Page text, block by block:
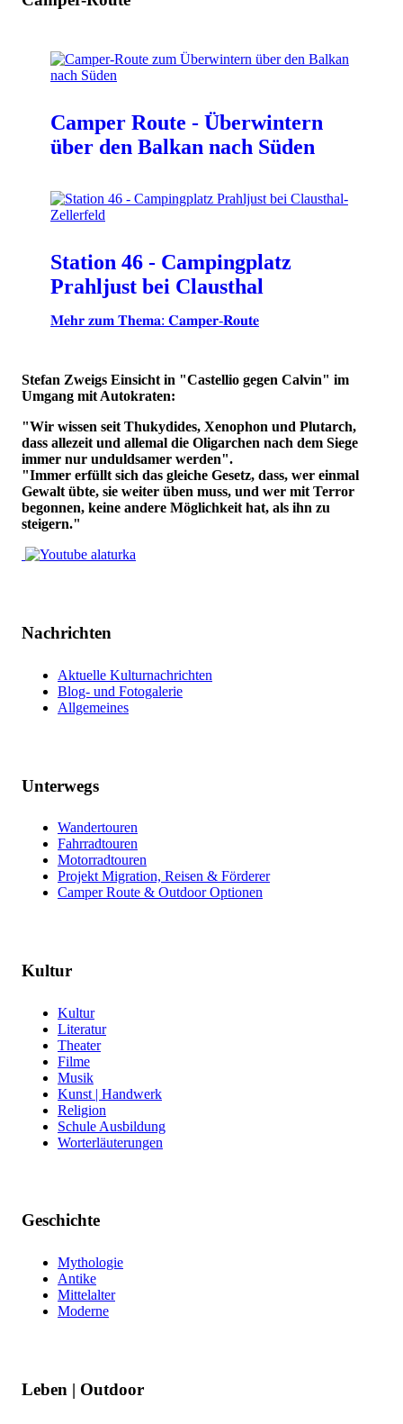
Camper Route - Überwintern
über den Balkan nach Süden
Station 46 - Campingplatz
Prahljust bei Clausthal
𝐌𝐞𝐡𝐫 𝐳𝐮𝐦 𝐓𝐡𝐞𝐦𝐚: 𝐂𝐚𝐦𝐩𝐞𝐫-𝐑𝐨𝐮𝐭𝐞
Stefan Zweigs Einsicht in "Castellio gegen Calvin" im
Umgang mit Autokraten:
"Wir wissen seit Thukydides, Xenophon und Plutarch,
dass allezeit und allemal die Oligarchen nach dem Siege
immer nur unduldsamer werden".
"Immer erfüllt sich das gleiche Gesetz, dass, wer einmal
Gewalt übte, sie weiter üben muss, und wer mit Terror
begonnen, keine andere Möglichkeit hat, als ihn zu
steigern."
Nachrichten
Aktuelle Kulturnachrichten
Blog- und Fotogalerie
Allgemeines
Unterwegs
Wandertouren
Fahrradtouren
Motorradtouren
Projekt Migration, Reisen & Förderer
Camper Route & Outdoor Optionen
Kultur
Kultur
Literatur
Theater
Filme
Musik
Kunst | Handwerk
Religion
Schule Ausbildung
Worterläuterungen
Geschichte
Mythologie
Antike
Mittelalter
Moderne
Leben | Outdoor